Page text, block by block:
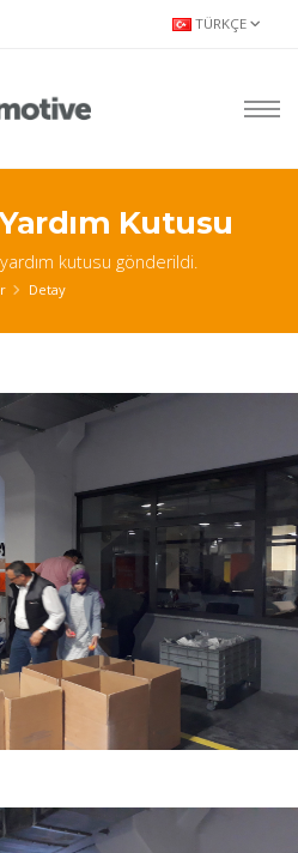
TÜRKÇE
Kutusu
kutusu gönderildi.
Detay